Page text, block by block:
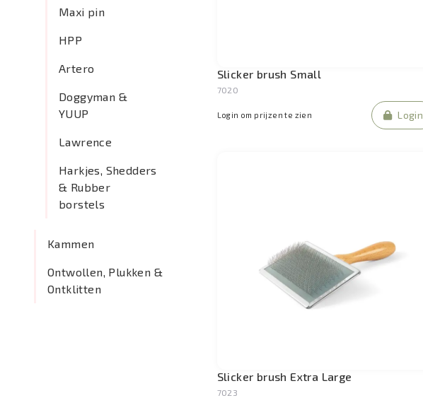
Maxi pin
HPP
Artero
Doggyman &
YUUP
Lawrence
Harkjes, Shedders
& Rubber
borstels
Kammen
Ontwollen, Plukken &
Ontklitten
Slicker brush Small
7020
Login om prijzen te zien Login
Slicker brush Extra Large
7023